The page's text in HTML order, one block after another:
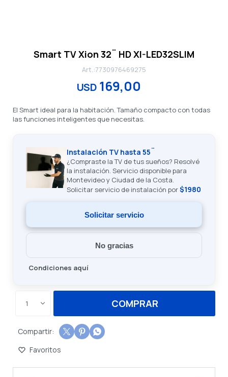
Smart TV Xion 32¨ HD XI-LED32SLIM
7730976469275
USD 169,00
El Smart ideal para la habitación. Tamaño compacto con todas
las funciones inteligentes que necesitas.
Instalación TV hasta 55¨
¿Compraste la TV de tus sueños? Resolvé
la instalación. Servicio disponible para
Montevideo y Ciudad de la Costa.
Solicitar servicio de instalación por$1980
Solicitar servicio
No gracias
Condiciones aquí
1 COMPRAR
  